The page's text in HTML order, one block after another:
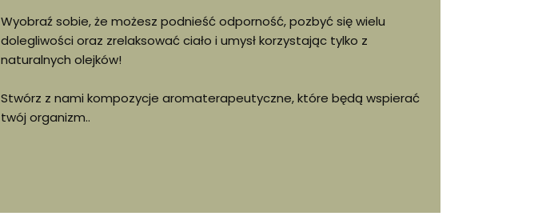
Wyobraź sobie, że możesz podnieść odporność, pozbyć się wielu
dolegliwości oraz zrelaksować ciało i umysł korzystając tylko z
naturalnych olejków!
Stwórz z nami kompozycje aromaterapeutyczne, które będą wspierać
twój organizm..